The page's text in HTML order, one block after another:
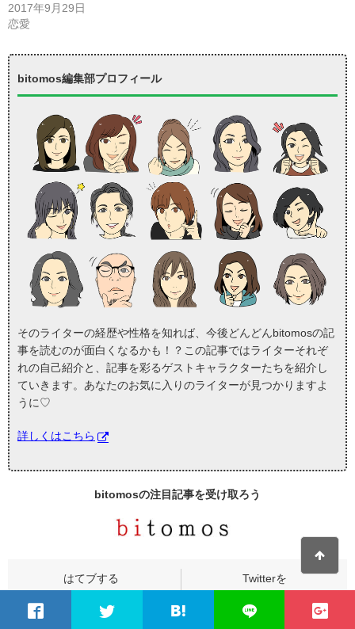
2017年9月29日
恋愛
bitomos編集部プロフィール
そのライターの経歴や性格を知れば、今後どんどんbitomosの記
事を読むのが面白くなるかも！？この記事ではライターそれぞ
れの自己紹介と、記事を彩るゲストキャラクターたちを紹介し
ていきます。あなたのお気に入りのライターが見つかりますよ
うに♡
詳しくはこちら
bitomosの注目記事を受け取ろう